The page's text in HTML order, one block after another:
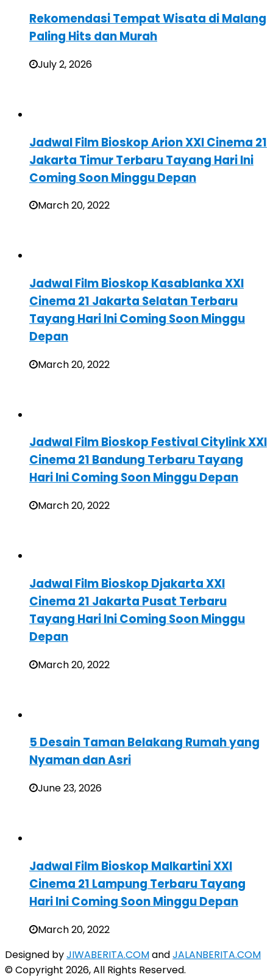
Rekomendasi Tempat Wisata di Malang
Paling Hits dan Murah
July 2, 2026
Jadwal Film Bioskop Arion XXI Cinema 21
Jakarta Timur Terbaru Tayang Hari Ini
Coming Soon Minggu Depan
March 20, 2022
Jadwal Film Bioskop Kasablanka XXI
Cinema 21 Jakarta Selatan Terbaru
Tayang Hari Ini Coming Soon Minggu
Depan
March 20, 2022
Jadwal Film Bioskop Festival Citylink XXI
Cinema 21 Bandung Terbaru Tayang
Hari Ini Coming Soon Minggu Depan
March 20, 2022
Jadwal Film Bioskop Djakarta XXI
Cinema 21 Jakarta Pusat Terbaru
Tayang Hari Ini Coming Soon Minggu
Depan
March 20, 2022
5 Desain Taman Belakang Rumah yang
Nyaman dan Asri
June 23, 2026
Jadwal Film Bioskop Malkartini XXI
Cinema 21 Lampung Terbaru Tayang
Hari Ini Coming Soon Minggu Depan
March 20, 2022
Designed byJIWABERITA.COMandJALANBERITA.COM
© Copyright 2026, All Rights Reserved.